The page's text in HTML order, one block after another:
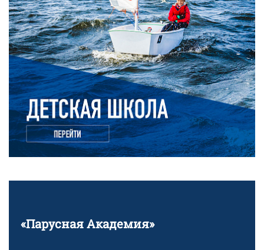
«Парусная Академия»